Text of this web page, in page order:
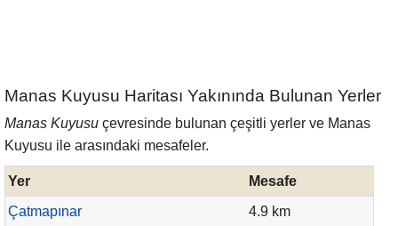
Manas Kuyusu Haritası Yakınında Bulunan Yerler
Manas Kuyusu çevresinde bulunan çeşitli yerler ve Manas
Kuyusu ile arasındaki mesafeler.
Yer
Mesafe
Çatmapınar
4.9 km